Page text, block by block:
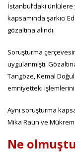
İstanbul’daki
kapsamında şarkıcı
gözaltına alındı.
Soruşturma
uygulanmıştı.
Tangöze, Kemal
emniyetteki
Aynı soruşturma
Mika Raun ve
Ne